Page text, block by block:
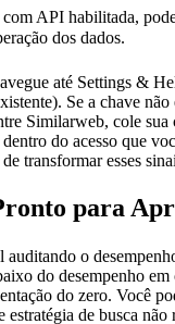
API habilitada,
dos dados.
até Settings &
Se a chave
Similarweb, cole sua
do acesso que
transformar esses
para
o
do desempenho
do zero. Você